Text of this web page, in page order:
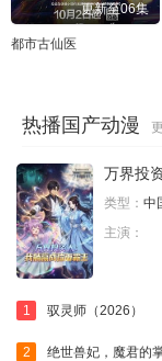
更新至06集
都市古仙医
热播国产动漫
万界投
类型： 中
主演：
1 驭灵师（2026）
2 绝世兽妃，魔君的